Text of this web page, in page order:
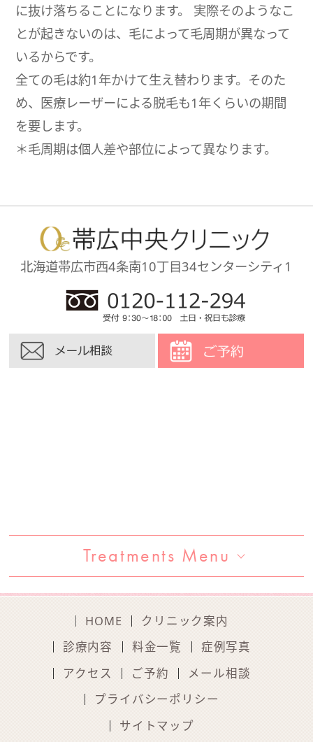
に抜け落ちることになります。 実際そのようなこ
とが起きないのは、毛によって毛周期が異なって
いるからです。
全ての毛は約1年かけて生え替わります。そのた
め、医療レーザーによる脱毛も1年くらいの期間
を要します。
＊毛周期は個人差や部位によって異なります。
北海道帯広市西4条南10丁目34センターシティ1
Treatments Menu
HOME
クリニック案内
診療内容
料金一覧
症例写真
アクセス
ご予約
メール相談
プライバシーポリシー
サイトマップ